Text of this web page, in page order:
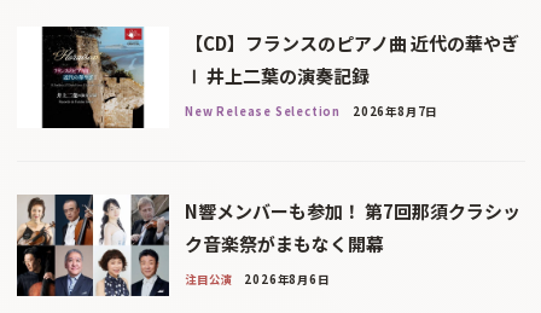
【CD】フランスのピアノ曲 近代の華やぎ
Ⅰ 井上二葉の演奏記録
New Release Selection 2026年8月7日
N響メンバーも参加！ 第7回那須クラシッ
ク音楽祭がまもなく開幕
注目公演 2026年8月6日